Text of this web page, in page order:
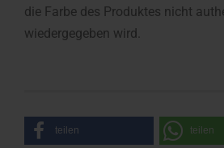
die Farbe des Produktes nicht
wiedergegeben wird.
teilen teilen